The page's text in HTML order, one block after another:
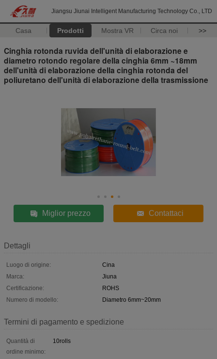
Jiangsu Jiunai Intelligent Manufacturing Technology Co., LTD
Casa Prodotti Mostra VR Circa noi >>
Cinghia rotonda ruvida dell'unità di elaborazione e
diametro rotondo regolare della cinghia 6mm ~18mm
dell'unità di elaborazione della cinghia rotonda del
poliuretano dell'unità di elaborazione della trasmissione
Miglior prezzo Contattaci
Dettagli
Luogo di origine:
Cina
Marca:
Jiuna
Certificazione:
ROHS
Numero di modello:
Diametro 6mm~20mm
Termini di pagamento e spedizione
Quantità di
ordine minimo:
10rolls